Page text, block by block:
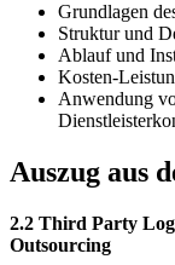
Grundlagen
Struktur und
Ablauf und
Kosten-
Anwendung
Auszug aus
2.2 Third Party
Outsourcing